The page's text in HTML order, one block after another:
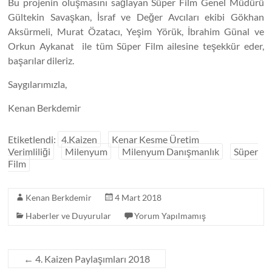
Gültekin Savaşkan, İsraf ve Değer Avcıları ekibi Gökhan
Aksürmeli, Murat Özatacı, Yeşim Yörük, İbrahim Günal ve
Orkun Aykanat ile tüm Süper Film ailesine teşekkür eder,
başarılar dileriz.
Saygılarımızla,
Kenan Berkdemir
Etiketlendi: 4.Kaizen
Kenar Kesme Üretim
Verimliliği
Milenyum Milenyum Danışmanlık
Süper
Film
Kenan Berkdemir
4 Mart 2018
Haberler ve Duyurular
Yorum Yapılmamış
← 4. Kaizen Paylaşımları 2018